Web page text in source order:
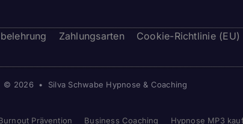
Zahlungsarten Cookie-Richtlinie (EU)
© 2026 • Silva Schwabe Hypnose & Coaching
Prävention Business Coaching Hypnose MP3